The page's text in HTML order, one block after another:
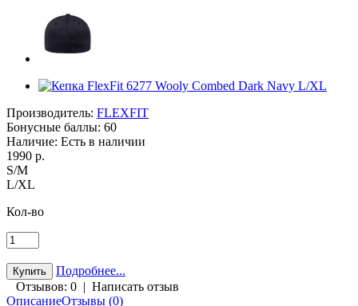
Производитель: FLEXFIT
Бонусные баллы: 60
Наличие: Есть в наличии
1990 р.
S/M
L/XL
Кол-во
Подробнее...
Отзывов: 0 | Написать отзыв
ОписаниеОтзывы (0)